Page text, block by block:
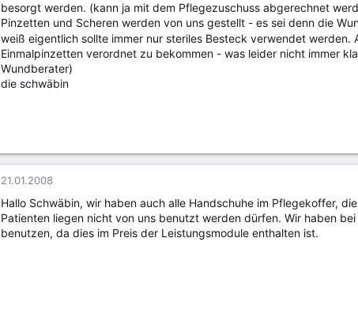
besorgt werden. (kann ja mit dem Pflegezuschuss abgerechnet
Pinzetten und Scheren werden von uns gestellt - es sei denn die
weiß eigentlich sollte immer nur steriles Besteck verwendet werden.
Einmalpinzetten verordnet zu bekommen - was leider nicht immer
Wundberater)
die schwäbin
21.01.2008
Hallo Schwäbin, wir haben auch alle Handschuhe im Pflegekoffer,
Patienten liegen nicht von uns benutzt werden dürfen. Wir haben
benutzen, da dies im Preis der Leistungsmodule enthalten ist.